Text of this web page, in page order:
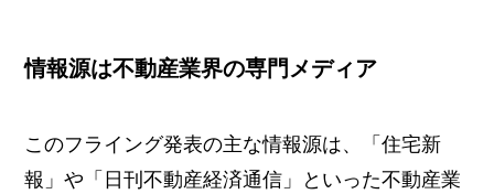
情報源は不動産業界の専門メディア
このフライング発表の主な情報源は、「住宅新
報」や「日刊不動産経済通信」といった不動産業